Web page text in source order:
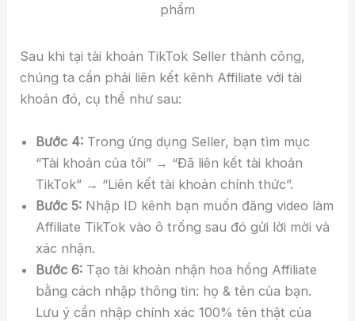
phẩm
Sau khi tại tài khoản TikTok Seller thành công,
chúng ta cần phải liên kết kênh Affiliate với tài
khoản đó, cụ thể như sau:
Bước 4: Trong ứng dụng Seller, bạn tìm mục
“Tài khoản của tôi” → “Đã liên kết tài khoản
TikTok” → “Liên kết tài khoản chính thức”.
Bước 5: Nhập ID kênh bạn muốn đăng video làm
Affiliate TikTok vào ô trống sau đó gửi lời mời và
xác nhận.
Bước 6: Tạo tài khoản nhận hoa hồng Affiliate
bằng cách nhập thông tin: họ & tên của bạn.
Lưu ý cần nhập chính xác 100% tên thật của